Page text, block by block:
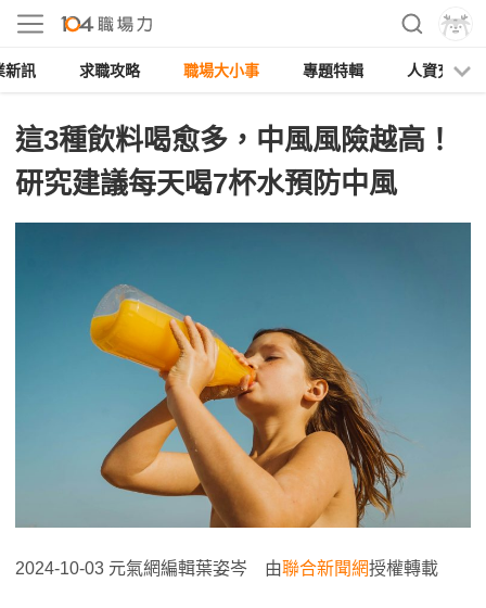
新訊 求職攻略 職場大小事 專題特輯 人資充電
這3種飲料喝愈多，中風風險越高！
研究建議每天喝7杯水預防中風
2024-10-03 元氣網編輯葉姿岑 由聯合新聞網授權轉載